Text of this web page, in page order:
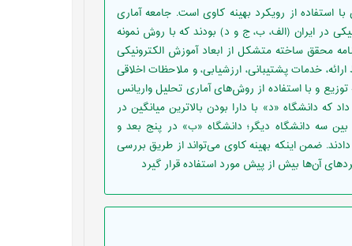
استفاده از رویکرد بهینه کاوی است. جامعه آماری
در ایران (الف، ب، ج و د) بودند که با روش نمونه
پرسشنامه محقق ساخته متشکل از ابعاد آموزش الکترونیکی
خدمات پشتیبانی، ارزشیابی، و ملاحظات اخلاقی
و با استفاده از روش‌های آماری تحلیل واریانس
دانشگاه «د» با دارا بودن بالاترین میانگین در
سه دانشگاه دیگر؛ دانشگاه «ب» در پنج بعد و
ضمن اینکه بهینه کاوی می‌تواند از طریق بررسی
آن‌ها بیش از پیش مورد استفاده قرار گیرد